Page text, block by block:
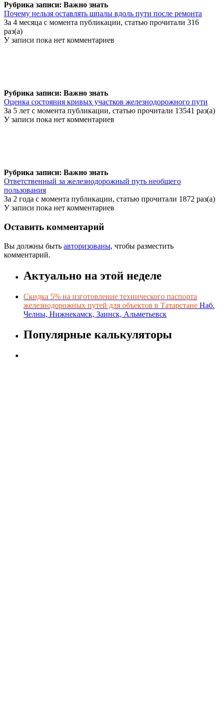
Рубрика записи: Важно знать
Почему нельзя оставлять шпалы вдоль пути после ремонта
За 4 месяца с момента публикации, статью прочитали 316
раз(а)
У записи пока нет комментариев
Рубрика записи: Важно знать
Оценка состояния кривых участков железнодорожного пути
За 5 лет с момента публикации, статью прочитали 13541 раз(а)
У записи пока нет комментариев
Рубрика записи: Важно знать
Ответственный за железнодорожный путь необщего
пользования
За 2 года с момента публикации, статью прочитали 1872 раз(а)
У записи пока нет комментариев
Оставить комментарий
Вы должны быть авторизованы, чтобы разместить
комментарий.
Актуально на этой неделе
Скидка 5% на изготовление технического паспорта
железнодорожных путей для объектов в Татарстане Наб.
Челны, Нижнекамск, Заинск, Альметьевск
Популярные калькуляторы